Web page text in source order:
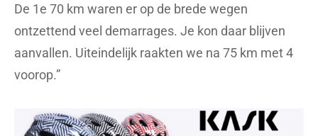
De 1e 70 km waren er op de brede wegen
ontzettend veel demarrages. Je kon daar blijven
aanvallen. Uiteindelijk raakten we na 75 km met 4
voorop.”